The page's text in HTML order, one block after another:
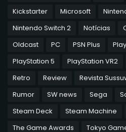
Kickstarter
Microsoft
Nintendo Switch 2
Notícias
Oldcast
PC PSN Plus
PlayStation 5
PlayStation VR2
Retro
Review Revista
Rumor
SW news Sega
Steam Deck
Steam Machine
The Game Awards
Tokyo